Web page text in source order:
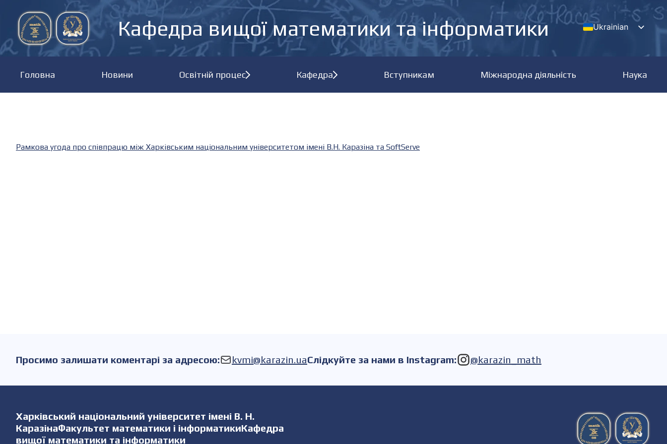
Кафедра вищої математики та інформатики
Ukrainian
Головна Новини Освітній процес Кафедра Вступникам Міжнародна діяльність Наука
Рамкова угода про співпрацю між Харківським національним університетом імені В.Н. Каразіна та SoftServe
Просимо залишати коментарі за адресою: kvmi@karazin.uaСлідкуйте за нами в Instagram: @karazin_math
Харківський національний університет імені В. Н.
КаразінаФакультет математики і інформатикиКафедра
вищої математики та інформатики